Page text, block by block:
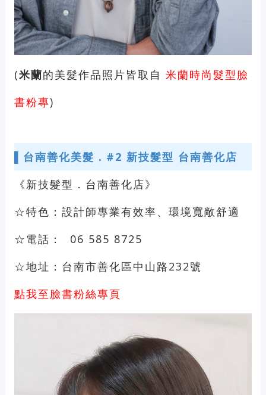
(米蘭的美髮作品照片皆取自 米蘭時尚髮型臉
書粉專)
台南善化美髮．#2 新技髮型 台南善化店
《新技髮型．台南善化店》
☆特色：設計師專業有效率、環境寬敞舒適
☆電話： 06 585 8725
☆地址：台南市善化區中山路232號
點我至臉書粉絲專頁